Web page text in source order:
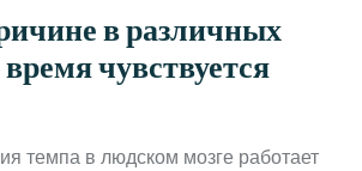
в различных
чувствуется
темпа в людском мозге работает